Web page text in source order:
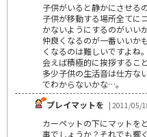
子供がいると静かにさせる
子供が移動する場所全てに
かないようにするのがいい
仲良くなるのが一番いいか
くなるのは難しいですよね。
会えば積極的に挨拶するこ
多少子供の生活音は仕方な
でわからないかな…。
プレイマットを | 2011/05/
カーペットの下にマットを
事でしょうか？それでも響